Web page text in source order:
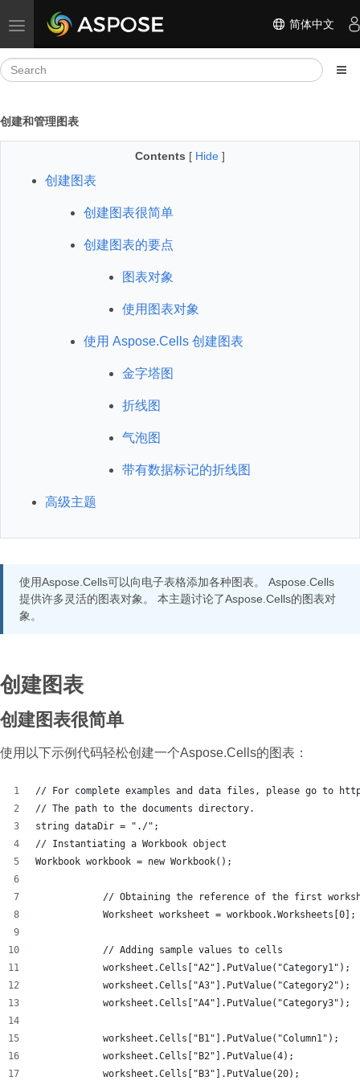
Toggle navigation 简体中文
创建和管理图表
Contents [ Hide ]
创建图表
创建图表很简单
创建图表的要点
图表对象
使用图表对象
使用 Aspose.Cells 创建图表
金字塔图
折线图
气泡图
带有数据标记的折线图
高级主题
使用Aspose.Cells可以向电子表格添加各种图表。 Aspose.Cells
提供许多灵活的图表对象。 本主题讨论了Aspose.Cells的图表对
象。
创建图表
创建图表很简单
使用以下示例代码轻松创建一个Aspose.Cells的图表：
// For complete examples and data files, please go to
// The path to the documents directory.
string dataDir = "./";
// Instantiating a Workbook object
Workbook workbook = new Workbook();
// Obtaining the reference of the first
            Worksheet worksheet = workbook.Worksheets[0];
            // Adding sample values to cells
            worksheet.Cells["A2"].PutValue("Category1");
            worksheet.Cells["A3"].PutValue("Category2");
            worksheet.Cells["A4"].PutValue("Category3");
            worksheet.Cells["B1"].PutValue("Column1");
            worksheet.Cells["B2"].PutValue(4);
            worksheet.Cells["B3"].PutValue(20);